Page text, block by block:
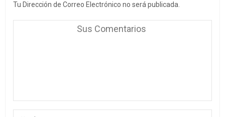
Tu Dirección de Correo Electrónico no será publicada.